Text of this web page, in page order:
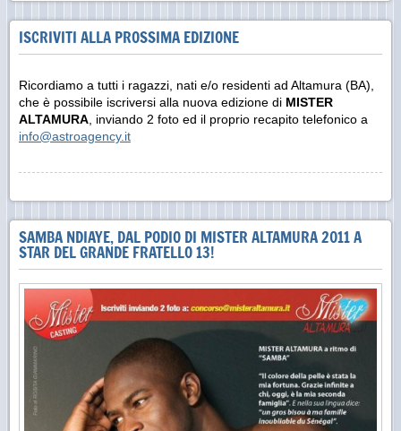
ISCRIVITI ALLA PROSSIMA EDIZIONE
Ricordiamo a tutti i ragazzi, nati e/o residenti ad Altamura (BA),
che è possibile iscriversi alla nuova edizione di MISTER
ALTAMURA, inviando 2 foto ed il proprio recapito telefonico a
info@astroagency.it
SAMBA NDIAYE, DAL PODIO DI MISTER ALTAMURA 2011 A
STAR DEL GRANDE FRATELLO 13!